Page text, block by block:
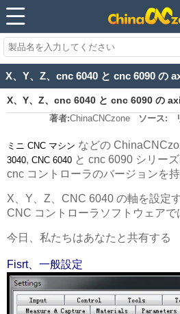
X、Y、Z、cnc 6040 と cnc 6090 の
ChinaCNCzone によって USB cnc コ
著者:ChinaCNCzone ソース:
ミニ CNC マシン などの
3040, CNC 6040 と cnc 6090 シリー
cnc コントローラのバージョンを持
X、Y、Z、CNC 6040 の軸を設定
CNC コントローラソフトウェアで
今日、私たちはあなたと共有する
Fisrt、一般設定